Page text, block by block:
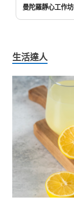
曼陀羅靜心工作
生活達人